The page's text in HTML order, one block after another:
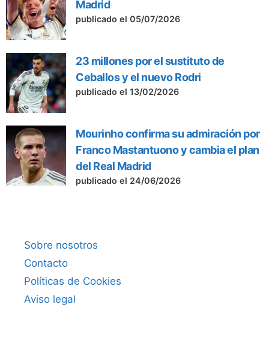
Madrid
publicado el 05/07/2026
23 millones por el sustituto de
Ceballos y el nuevo Rodri
publicado el 13/02/2026
Mourinho confirma su admiración por
Franco Mastantuono y cambia el plan
del Real Madrid
publicado el 24/06/2026
Sobre nosotros
Contacto
Políticas de Cookies
Aviso legal